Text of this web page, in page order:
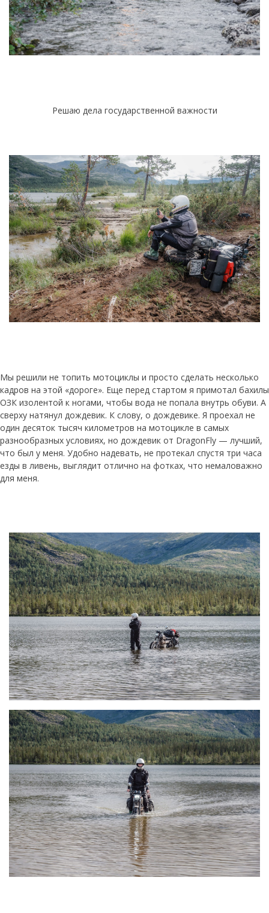
Решаю дела государственной важности
Мы решили не топить мотоциклы и просто сделать несколько
кадров на этой «дороге». Еще перед стартом я примотал бахилы
ОЗК изолентой к ногами, чтобы вода не попала внутрь обуви. А
сверху натянул дождевик. К слову, о дождевике. Я проехал не
один десяток тысяч километров на мотоцикле в самых
разнообразных условиях, но дождевик от DragonFly — лучший,
что был у меня. Удобно надевать, не протекал спустя три часа
езды в ливень, выглядит отлично на фотках, что немаловажно
для меня.